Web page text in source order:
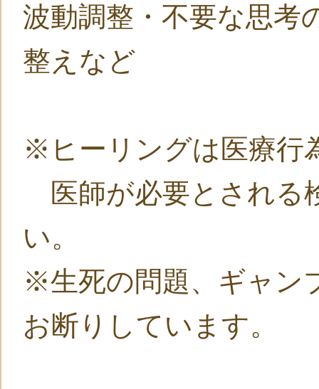
波動調整・不要な思考
整えなど
※ヒーリングは医療行
医師が必要とされる
い。
※生死の問題、ギャン
お断りしています。